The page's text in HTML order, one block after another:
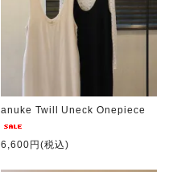
anuke Twill Uneck Onepiece
6,600円(税込)